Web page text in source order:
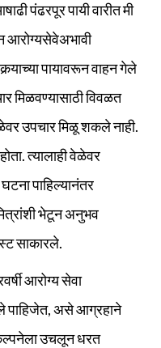
पंढरपूर पायी वारीत मी
आरोग्यसेवेअभावी
पायावरून वाहन गेले
मिळवण्यासाठी विवळत
उपचार मिळू शकले नाही.
त्यालाही वेळेवर
पाहिल्यानंतर
भेटून अनुभव
साकारले.
आरोग्य सेवा
पाहिजेत, असे आग्रहाने
उचलून धरत